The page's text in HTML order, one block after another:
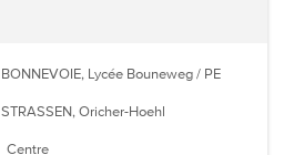
BONNEVOIE, Lycée Bouneweg / PE
STRASSEN, Oricher-Hoehl
Centre